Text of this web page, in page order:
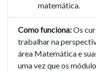
matemática.
Como funciona:Os
trabalhar na
área Matemática e
uma vez que os